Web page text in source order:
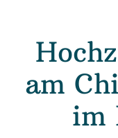
am
im